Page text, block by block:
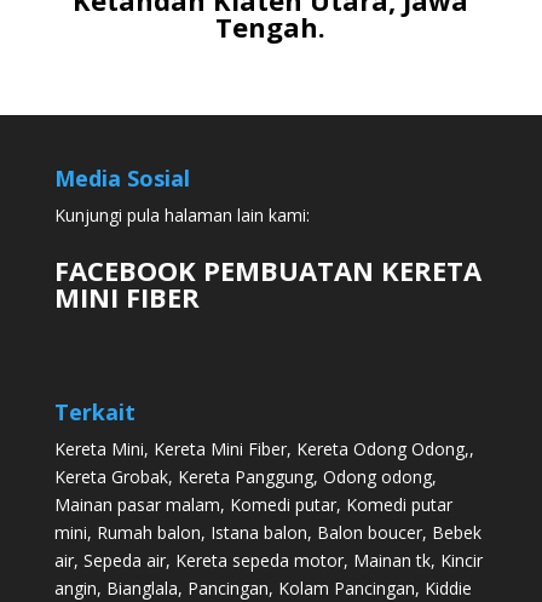
Tengah.
Media Sosial
Kunjungi pula halaman lain kami:
FACEBOOK PEMBUATAN KERETA
MINI FIBER
Terkait
Kereta Mini, Kereta Mini Fiber, Kereta Odong Odong,,
Kereta Grobak, Kereta Panggung, Odong odong,
Mainan pasar malam, Komedi putar, Komedi putar
mini, Rumah balon, Istana balon, Balon boucer, Bebek
air, Sepeda air, Kereta sepeda motor, Mainan tk, Kincir
angin, Bianglala, Pancingan, Kolam Pancingan, Kiddie